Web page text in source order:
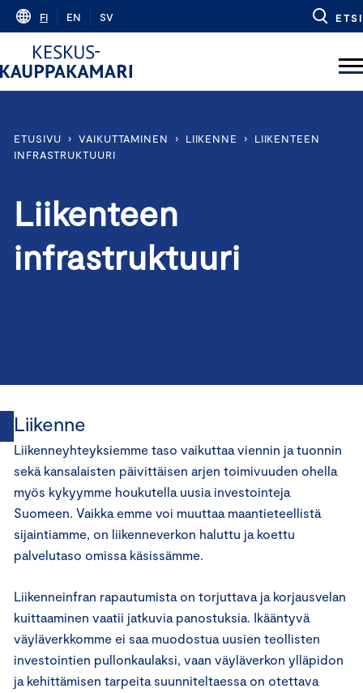
Skip
content
FI EN SV ETSI
ETUSIVU › VAIKUTTAMINEN › LIIKENNE ›
LIIKENTEEN
INFRASTRUKTUURI
Liikenteen
infrastruktuuri
Liikenne
Liikenneyhteyksiemme taso vaikuttaa viennin ja tuonnin
sekä kansalaisten päivittäisen arjen toimivuuden ohella
myös kykyymme houkutella uusia investointeja
Suomeen. Vaikka emme voi muuttaa maantieteellistä
sijaintiamme, on liikenneverkon haluttu ja koettu
palvelutaso omissa käsissämme.
Liikenneinfran rapautumista on torjuttava ja korjausvelan
kuittaaminen vaatii jatkuvia panostuksia. Ikääntyvä
väyläverkkomme ei saa muodostua uusien teollisten
investointien pullonkaulaksi, vaan väyläverkon ylläpidon
ja kehittämisen tarpeita suunniteltaessa on otettava